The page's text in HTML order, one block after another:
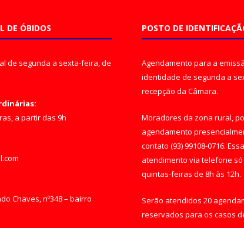
DE ÓBIDOS
de segunda a sexta-feira, de
a partir das 9h
Chaves, nº348 – bairro
POSTO DE
Agendamento para a
identidade de segunda a
recepção da Câmara.
Moradores da zona rural,
agendamento
contato (93) 99108-0716.
atendimento via telefone
quintas-feiras de 8h às 12h.
Serão atendidos 20
reservados para os casos